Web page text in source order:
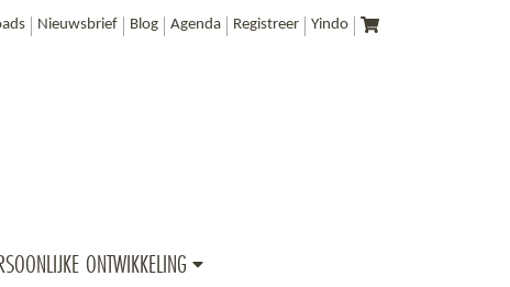
Nieuwsbrief Blog Agenda Registreer Yindo
ONTWIKKELING